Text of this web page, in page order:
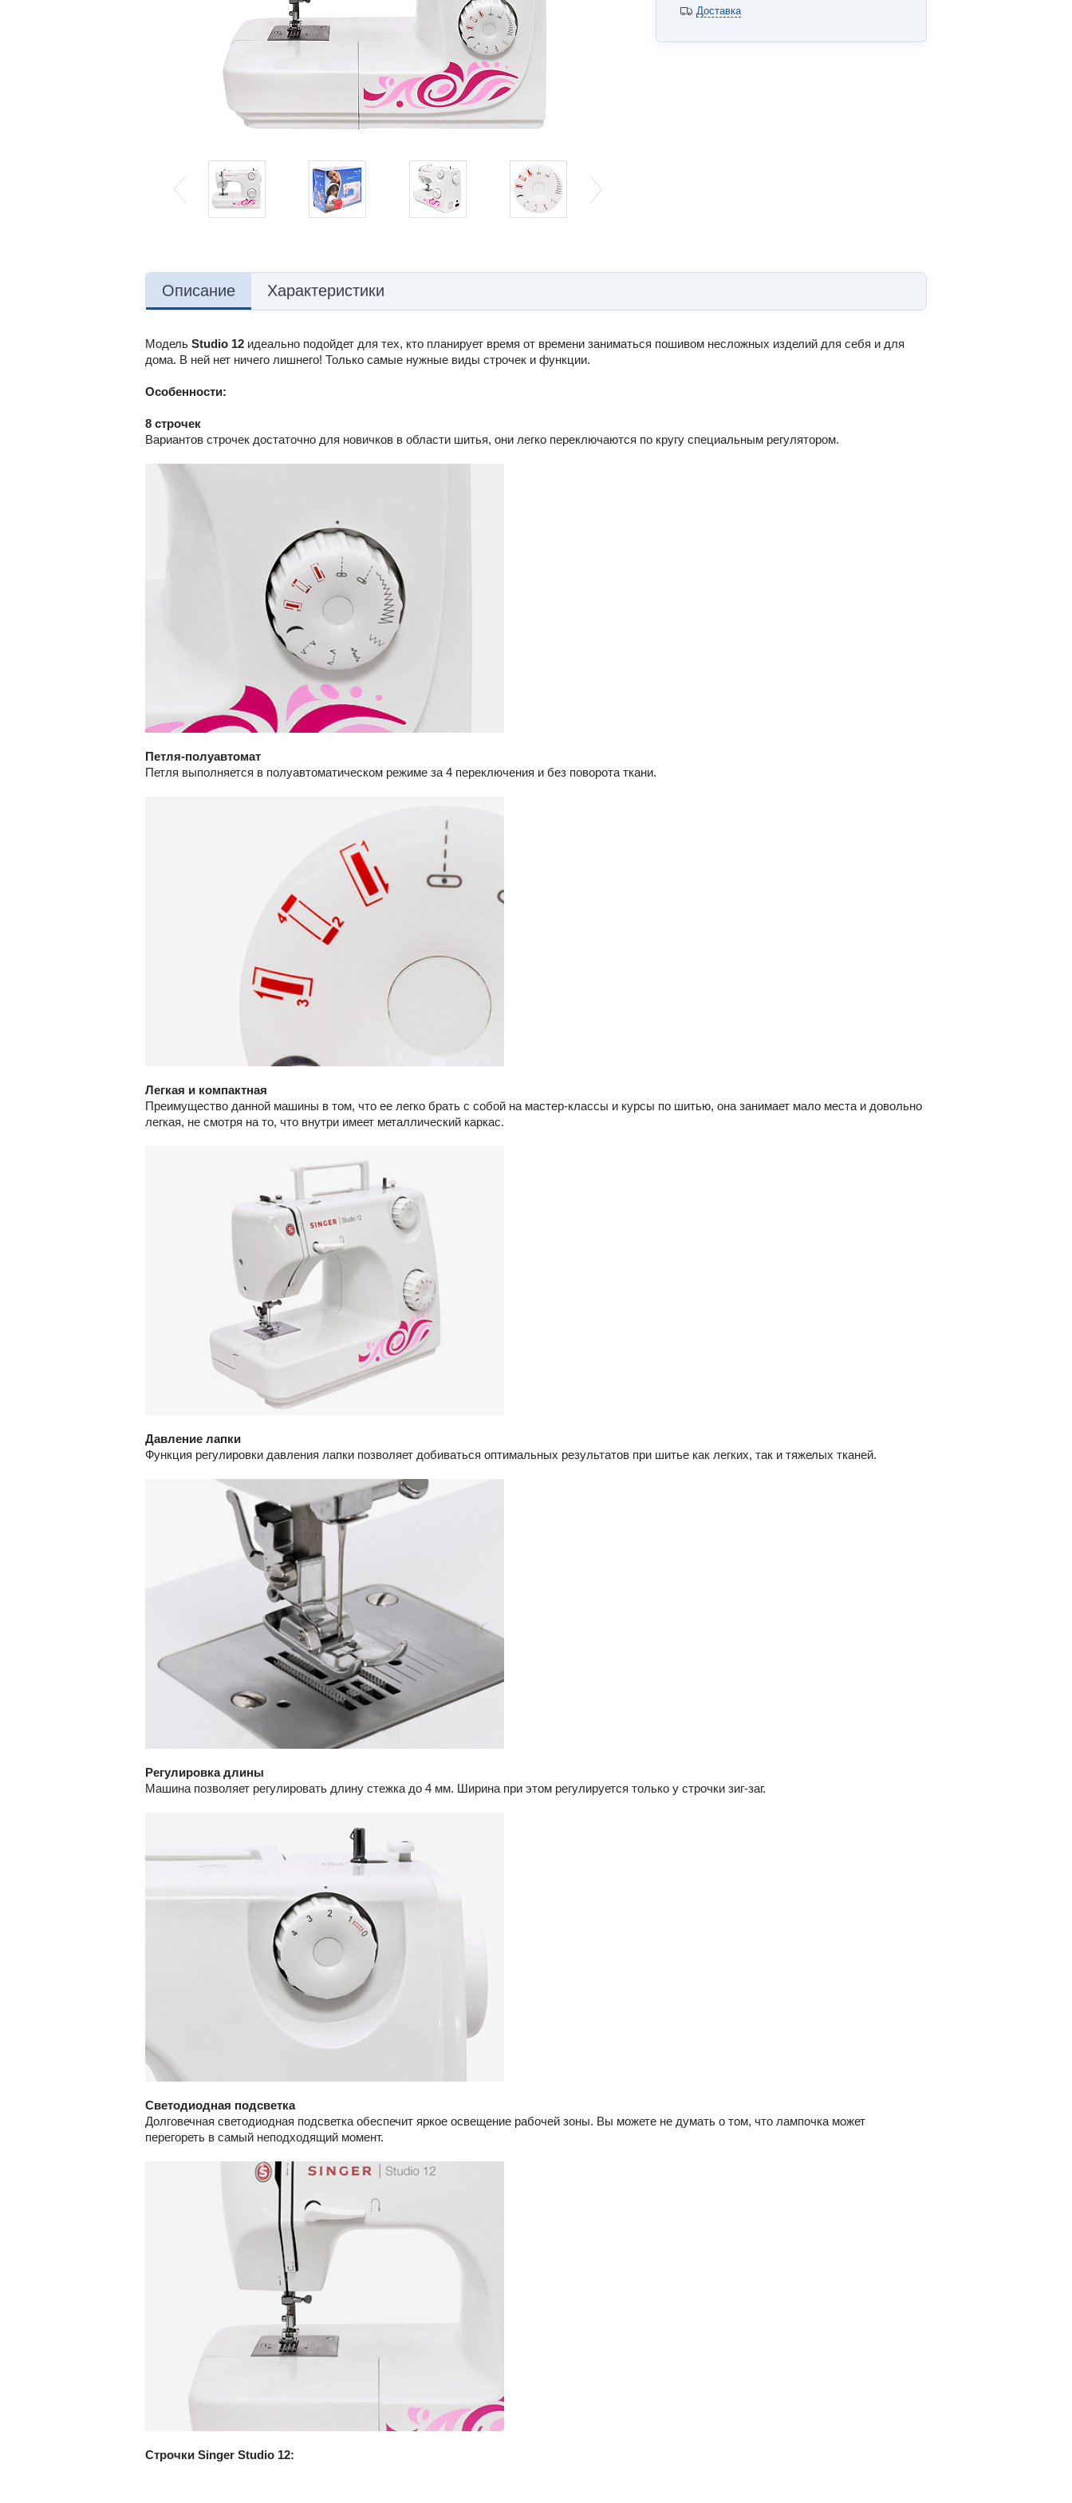
Доставка
Описание Характеристики
Модель Studio 12 идеально подойдет для тех, кто планирует время от времени заниматься пошивом несложных изделий для себя и для
дома. В ней нет ничего лишнего! Только самые нужные виды строчек и функции.
Особенности:
8 строчек
Вариантов строчек достаточно для новичков в области шитья, они легко переключаются по кругу специальным регулятором.
Петля-полуавтомат
Петля выполняется в полуавтоматическом режиме за 4 переключения и без поворота ткани.
Легкая и компактная
Преимущество данной машины в том, что ее легко брать с собой на мастер-классы и курсы по шитью, она занимает мало места и довольно
легкая, не смотря на то, что внутри имеет металлический каркас.
Давление лапки
Функция регулировки давления лапки позволяет добиваться оптимальных результатов при шитье как легких, так и тяжелых тканей.
Регулировка длины
Машина позволяет регулировать длину стежка до 4 мм. Ширина при этом регулируется только у строчки зиг-заг.
Светодиодная подсветка
Долговечная светодиодная подсветка обеспечит яркое освещение рабочей зоны. Вы можете не думать о том, что лампочка может
перегореть в самый неподходящий момент.
Строчки Singer Studio 12: